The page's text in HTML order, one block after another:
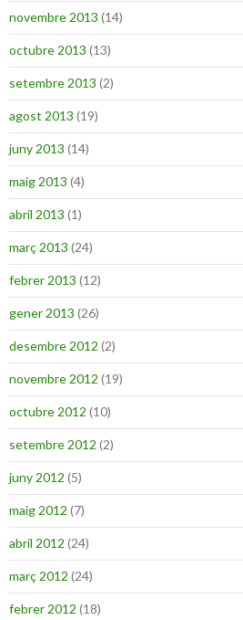
novembre 2013 (14)
octubre 2013 (13)
setembre 2013 (2)
agost 2013 (19)
juny 2013 (14)
maig 2013 (4)
abril 2013 (1)
març 2013 (24)
febrer 2013 (12)
gener 2013 (26)
desembre 2012 (2)
novembre 2012 (19)
octubre 2012 (10)
setembre 2012 (2)
juny 2012 (5)
maig 2012 (7)
abril 2012 (24)
març 2012 (24)
febrer 2012 (18)